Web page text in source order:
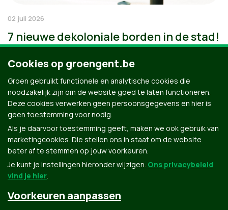
02 juli 2026
7 nieuwe dekoloniale borden in de stad!
Groen.be
Cookies op groengent.be
Groen gebruikt functionele en analytische cookies die
noodzakelijk zijn om de website goed te laten functioneren.
Deze cookies verwerken geen persoonsgegevens en hier is
geen toestemming voor nodig.
Als je daarvoor toestemming geeft, maken we ook gebruik van
marketingcookies. Die stellen ons in staat om de website
beter af te stemmen op jouw voorkeuren.
Je kunt je instellingen hieronder wijzigen. Ons privacybeleid
vind je hier.
Voorkeuren aanpassen